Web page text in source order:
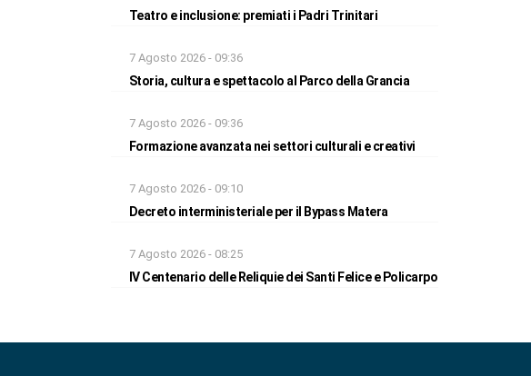
Teatro e inclusione: premiati i Padri Trinitari
7 Agosto 2026 - 09:36
Storia, cultura e spettacolo al Parco della Grancia
7 Agosto 2026 - 09:36
Formazione avanzata nei settori culturali e creativi
7 Agosto 2026 - 09:10
Decreto interministeriale per il Bypass Matera
7 Agosto 2026 - 08:25
IV Centenario delle Reliquie dei Santi Felice e Policarpo